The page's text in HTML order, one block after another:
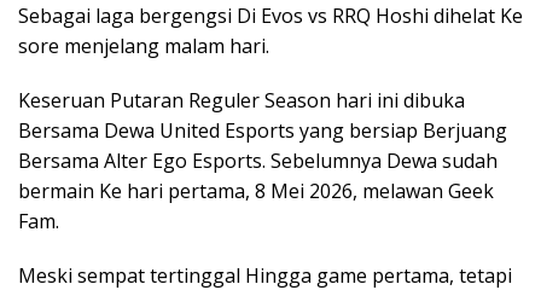
Sebagai laga bergengsi Di Evos vs RRQ Hoshi dihelat Ke
sore menjelang malam hari.
Keseruan Putaran Reguler Season hari ini dibuka
Bersama Dewa United Esports yang bersiap Berjuang
Bersama Alter Ego Esports. Sebelumnya Dewa sudah
bermain Ke hari pertama, 8 Mei 2026, melawan Geek
Fam.
Meski sempat tertinggal Hingga game pertama, tetapi